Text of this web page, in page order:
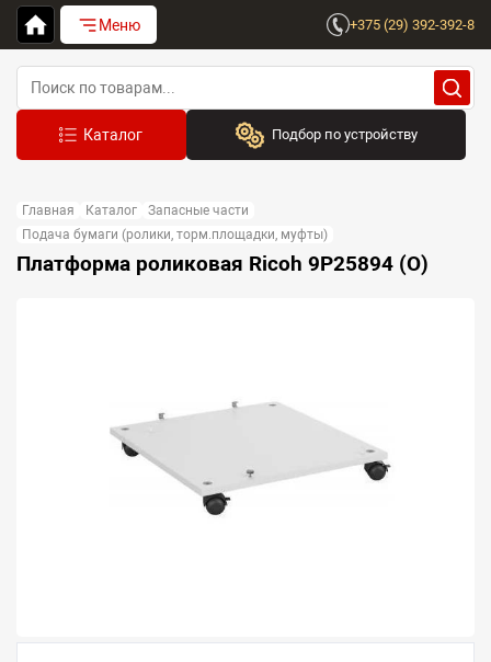
Меню +375 (29) 392-392-8
Подбор по устройству
Выберите бренд
Устройство:
Главная Каталог
Запасные части
Подача бумаги (ролики, торм.площадки, муфты)
Платформа роликовая Ricoh 9P25894 (O)